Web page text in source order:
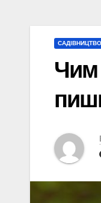
Чим